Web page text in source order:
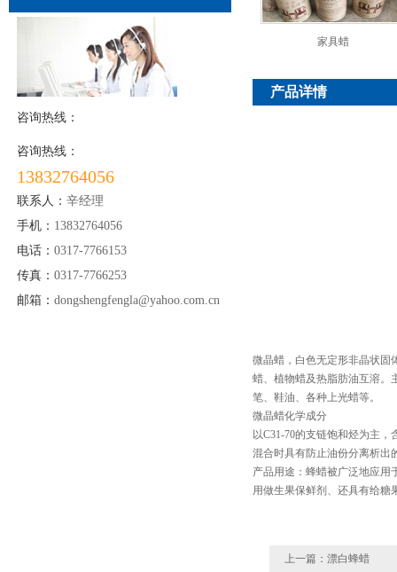
咨询热线：
咨询热线：
13832764056
联系人： 辛经理
手机： 13832764056
电话： 0317-7766153
传真： 0317-7766253
邮箱： dongshengfengla@yahoo.com.cn
家具蜡
产品详情
微晶蜡，白色无定形非晶状固
蜡、植物蜡及热脂肪油互溶。
笔、鞋油、各种上光蜡等。
微晶蜡化学成分
以C31-70的支链饱和烃为主
混合时具有防止油份分离析
产品用途：蜂蜡被广泛地应用
用做生果保鲜剂、还具有给糖
上一篇：漂白蜂蜡